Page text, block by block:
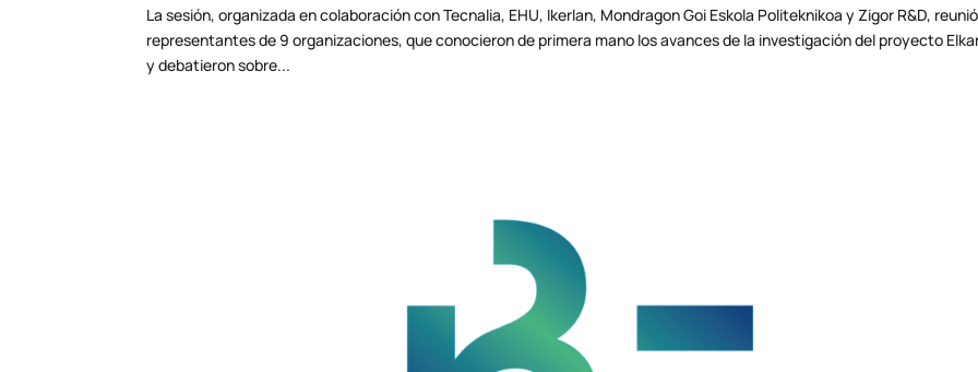
La sesión, organizada en colaboración con Tecnalia, EHU, Ikerlan, Mondragon Goi Eskola Politeknikoa y Zigor R&D, reunió
representantes de 9 organizaciones, que conocieron de primera mano los avances de la investigación del proyecto
y debatieron sobre...